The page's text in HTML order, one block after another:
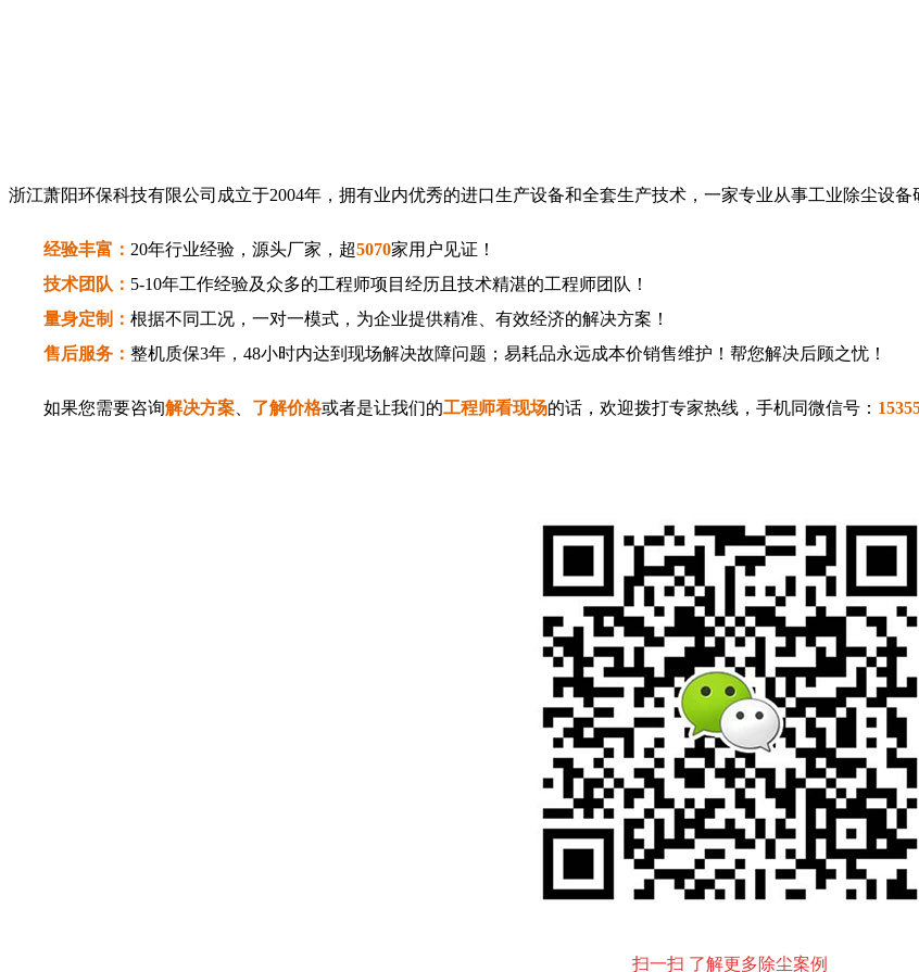
浙江萧阳环保科技有限公司成立于2004年，拥有业内优秀的进口生产设备和全套生产技术，一家专业从事工业除尘设
经验丰富： 20年行业经验，源头厂家，超5070家用户见证！
技术团队： 5-10年工作经验及众多的工程师项目经历且技术精湛的工程师团队！
量身定制： 根据不同工况，一对一模式，为企业提供精准、有效经济的解决方案！
售后服务： 整机质保3年，48小时内达到现场解决故障问题；易耗品永远成本价销售维护！帮您解决后顾之忧！
如果您需要咨询解决方案 了解价格或者是让我们的工程师看现场的话，欢迎拨打专家热线，手机同微信号：
扫一扫 了解更多除尘案例